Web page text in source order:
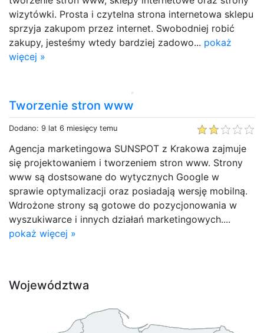
wizytówki. Prosta i czytelna strona internetowa sklepu
sprzyja zakupom przez internet. Swobodniej robić
zakupy, jesteśmy wtedy bardziej zadowo... pokaż
więcej »
Tworzenie stron www
Dodano: 9 lat 6 miesięcy temu
Agencja marketingowa SUNSPOT z Krakowa zajmuje
się projektowaniem i tworzeniem stron www. Strony
www są dostsowane do wytycznych Google w
sprawie optymalizacji oraz posiadają wersję mobilną.
Wdrożone strony są gotowe do pozycjonowania w
wyszukiwarce i innych działań marketingowych....
pokaż więcej »
Województwa